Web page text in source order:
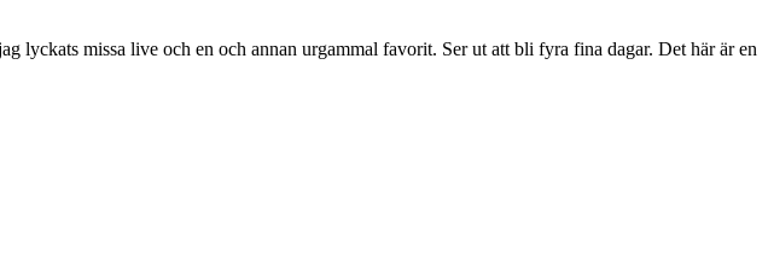
lyckats missa live och en och annan urgammal favorit. Ser ut att bli fyra fina dagar. Det här är en